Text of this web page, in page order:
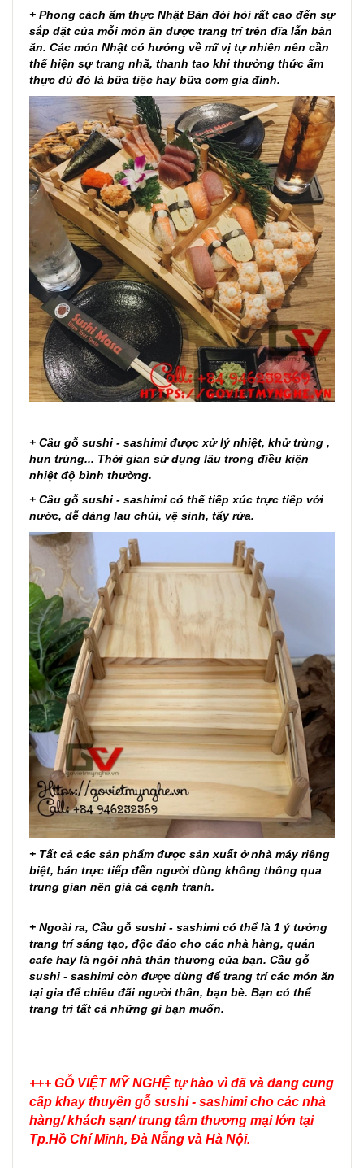
+ Phong cách ẩm thực Nhật Bản đòi hỏi rất cao đến sự
sắp đặt của mỗi món ăn được trang trí trên đĩa lẫn bàn
ăn. Các món Nhật có hướng về mĩ vị tự nhiên nên cần
thể hiện sự trang nhã, thanh tao khi thưởng thức ẩm
thực dù đó là bữa tiệc hay bữa cơm gia đình.
+ Cầu gỗ sushi - sashimi được xử lý nhiệt, khử trùng ,
hun trùng... Thời gian sử dụng lâu trong điều kiện
nhiệt độ bình thường.
+ Cầu gỗ sushi - sashimi có thể tiếp xúc trực tiếp với
nước, dễ dàng lau chùi, vệ sinh, tẩy rửa.
+ Tất cả các sản phẩm được sản xuất ở nhà máy riêng
biệt, bán trực tiếp đến người dùng không thông qua
trung gian nên giá cả cạnh tranh.
+ Ngoài ra, Cầu gỗ sushi - sashimi có thể là 1 ý tưởng
trang trí sáng tạo, độc đáo cho các nhà hàng, quán
cafe hay là ngôi nhà thân thương của bạn. Cầu gỗ
sushi - sashimi còn được dùng để trang trí các món ăn
tại gia để chiêu đãi người thân, bạn bè. Bạn có thể
trang trí tất cả những gì bạn muốn.
+++ GỖ VIỆT MỸ NGHỆ tự hào vì đã và đang cung
cấp khay thuyền gỗ sushi - sashimi cho các nhà
hàng/ khách sạn/ trung tâm thương mại lớn tại
Tp.Hồ Chí Minh, Đà Nẵng và Hà Nội.